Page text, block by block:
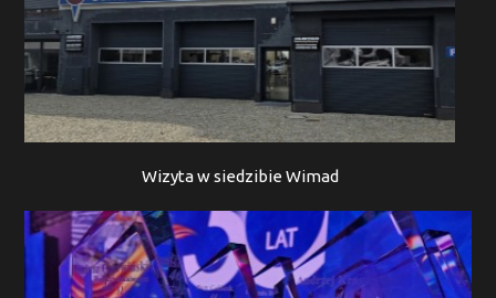
Wizyta w siedzibie Wimad